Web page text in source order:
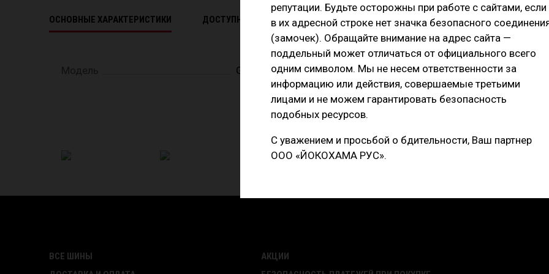
ОСНОВНЫЕ ХАРАКТЕРИСТИКИ ДОСТУПНЫЕ ТИПОРАЗМЕРЫ ОТЗЫВЫ
G018
ВСЕ ШИНЫ
АКЦИИ
репутации. Будьте осторожны при работе с сайтами, если
в их адресной строке нет значка безопасного
(замочек). Обращайте внимание на адрес сайта —
поддельный может отличаться от официального всего
одним символом. Мы не несем ответственности за
информацию или действия, совершаемые третьими
лицами и не можем гарантировать безопасность
подобных ресурсов.
С уважением и просьбой о бдительности, Ваш партнер
ООО «ЙОКОХАМА РУС».